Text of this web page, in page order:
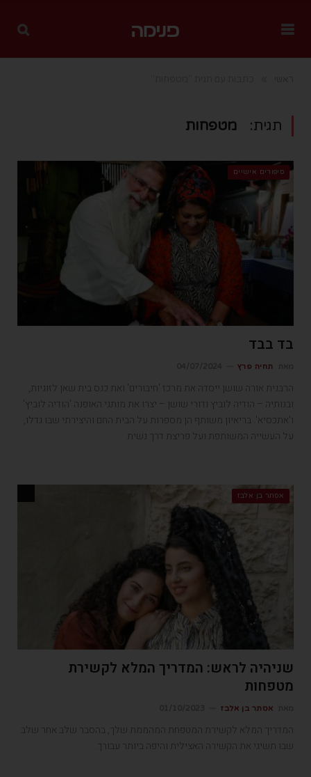
תגית: מטפחות
סיפורים אישיים
בד בבד
תחיה פרץ
הרבנית אורה שושן ייסדה את מרכז 'חיבורים' ואת כנס בית שאן לזוגיות,
ובנותיה – הודיה לוביץ ודורי שושן – יצרו את מותגי האופנה 'הודיה לוביץ'
ו'אתכסיא'. בריאיון משותף הן מספרות על הבית החם והיצירתי שבו גדלו,
על העשייה המשותפת ועל פריצת דרך נשית
אסתר בן אלבז
שניהיה לראש: המדריך המלא לקשירת
מטפחות
אסתר בן אלבז
המדריך המלא לקשירת המטפחת המהממת שלך, בהסבר שלב אחר שלב
שבו תשיגי את הקשירה האצילית והיפה ביותר עבורך.